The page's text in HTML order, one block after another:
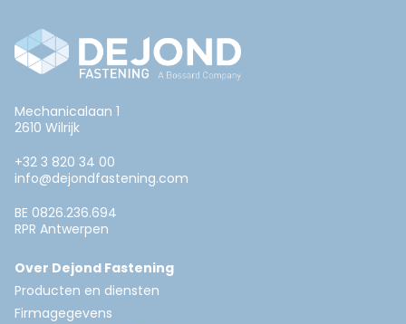
Mechanicalaan 1
2610 Wilrijk
+32 3 820 34 00
info@dejondfastening.com
BE 0826.236.694
RPR Antwerpen
Over Dejond Fastening
Producten en diensten
Firmagegevens